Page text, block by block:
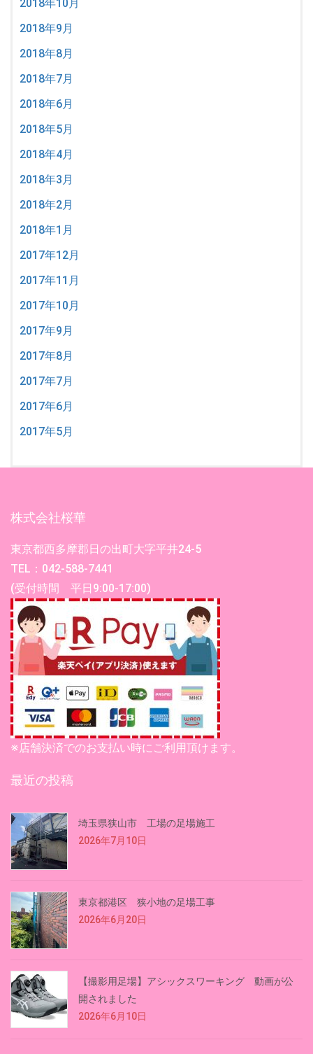
2018年10月
2018年9月
2018年8月
2018年7月
2018年6月
2018年5月
2018年4月
2018年3月
2018年2月
2018年1月
2017年12月
2017年11月
2017年10月
2017年9月
2017年8月
2017年7月
2017年6月
2017年5月
株式会社桜華
東京都西多摩郡日の出町大字平井24-5
TEL：042-588-7441
(受付時間 平日9:00-17:00)
※店舗決済でのお支払い時にご利用頂けます。
最近の投稿
埼玉県狭山市 工場の足場施工
2026年7月10日
東京都港区 狭小地の足場工事
2026年6月20日
【撮影用足場】アシックスワーキング 動画が公
開されました
2026年6月10日